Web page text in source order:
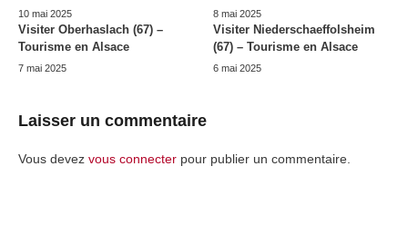
10 mai 2025 8 mai 2025
Visiter Oberhaslach (67) –
Tourisme en Alsace
7 mai 2025
Visiter Niederschaeffolsheim
(67) – Tourisme en Alsace
6 mai 2025
Laisser un commentaire
Vous devez vous connecter pour publier un commentaire.